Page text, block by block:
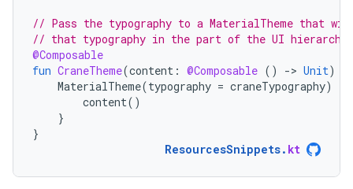
// Pass the typography to a MaterialTheme that
// that typography in the part of the UI hierarchy
@Composable
fun CraneTheme(content : @Composable () -> Unit)
MaterialTheme(typography = craneTypography)
content()
}
}
ResourcesSnippets. kt